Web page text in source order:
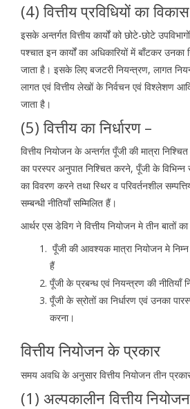
(4) वित्तीय प्रविधियों का
इसके अन्तर्गत वित्तीय कार्यों को छोटे-छोटे
पश्चात इन कार्यों का अधिकारियों में बाँटकर उनका
जाता है। इसके लिए बजटरी नियन्त्रण, लागत
लागत एवं वित्तीय लेखों के निर्वचन एवं विश्लेशण
जाता है।
(5) वित्तीय का निर्धारण –
वित्तीय नियोजन के अन्तर्गत पूँजी की मात्रा
का परस्पर अनुपात निश्चित करने, पूँजी के
का विवरण करने तथा स्थिर व परिवर्तनशील
सम्बन्धी नीतियाँ सम्मिलित हैं।
आर्थर एस डेविग ने वित्तीय नियोजन मे तीन बातों
पूँजी की आवश्यक मात्रा नियोजन मे निम्न
हैं
पूँजी के प्रबन्ध एवं नियन्त्रण की नीतियाँ
पूँजी के स्रोतों का निर्धारण एवं उनका
करना।
वित्तीय नियोजन के प्रकार
समय अवधि के अनुसार वित्तीय नियोजन तीन
(1) अल्पकालीन वित्तीय